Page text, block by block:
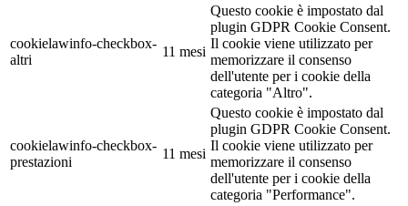
cookielawinfo-checkbox-
altri
11 mesi
Questo cookie è impostato dal
plugin GDPR Cookie Consent.
Il cookie viene utilizzato per
memorizzare il consenso
dell'utente per i cookie della
categoria "Altro".
cookielawinfo-checkbox-
prestazioni
11 mesi
Questo cookie è impostato dal
plugin GDPR Cookie Consent.
Il cookie viene utilizzato per
memorizzare il consenso
dell'utente per i cookie della
categoria "Performance".